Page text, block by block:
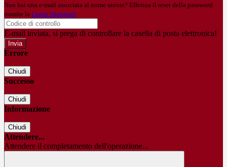
Non hai una e-mail associata al nome utente? Effettua il reset della password
tramite la Login Spaggiari
E-mail inviata, si prega di controllare la casella di posta elettronica!
Errore
Chiudi
Successo
Chiudi
Informazione
Chiudi
Attendere...
Attendere il completamento dell'operazione...